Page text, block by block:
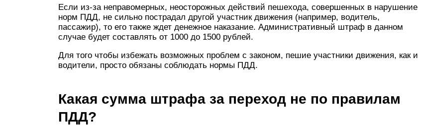
Если из-за неправомерных, неосторожных действий пешехода, совершенных в нарушение
норм ПДД, не сильно пострадал другой участник движения (например, водитель,
пассажир), то его также ждет денежное наказание. Административный штраф в данном
случае будет составлять от 1000 до 1500 рублей.
Для того чтобы избежать возможных проблем с законом, пешие участники движения, как и
водители, просто обязаны соблюдать нормы ПДД.
Какая сумма штрафа за переход не по правилам
ПДД?